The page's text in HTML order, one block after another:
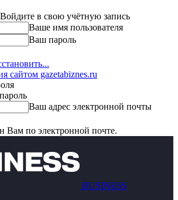
в свою учётную запись
Ваше имя пользователя
Ваш пароль
сайтом gazetabiznes.ru
Ваш адрес электронной почты
Вам по электронной почте.
BUSINESS